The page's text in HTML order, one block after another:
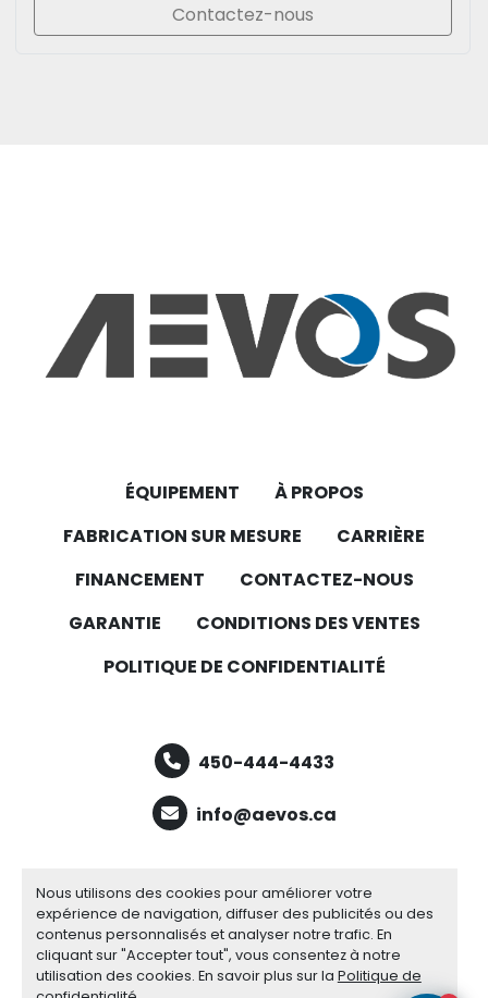
Nous utilisons des cookies pour améliorer votre
expérience de navigation, diffuser des publicités ou des
contenus personnalisés et analyser notre trafic. En
cliquant sur "Accepter tout", vous consentez à notre
utilisation des cookies. En savoir plus sur la Politique de
Contactez-nous
ÉQUIPEMENT
À PROPOS
FABRICATION SUR MESURE
CARRIÈRE
FINANCEMENT
CONTACTEZ-NOUS
GARANTIE
CONDITIONS DES VENTES
POLITIQUE DE CONFIDENTIALITÉ
450-444-4433
info@aevos.ca
facebook
youtube
linkedin
Gérez les cookies
Site web